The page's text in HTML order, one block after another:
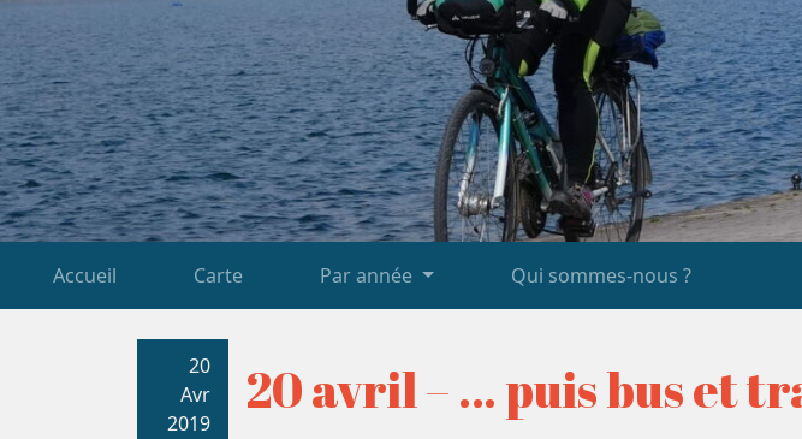
Accueil Carte Par année Qui sommes-nous ?
20
Avr
2019
20 avril – … puis bus et